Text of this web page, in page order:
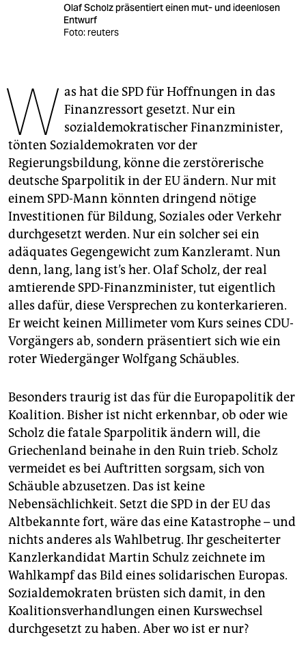
abo
genossenschaft
epaper login
Olaf Scholz präsentiert einen mut- und ideenlosen
Entwurf
Foto: reuters
W as hat die SPD für Hoffnungen in das
Finanzressort gesetzt. Nur ein
sozialdemokratischer Finanzminister,
tönten Sozialdemokraten vor der
Regierungsbildung, könne die zerstörerische
deutsche Sparpolitik in der EU ändern. Nur mit
einem SPD-Mann könnten dringend nötige
Investitionen für Bildung, Soziales oder Verkehr
durchgesetzt werden. Nur ein solcher sei ein
adäquates Gegengewicht zum Kanzleramt. Nun
denn, lang, lang ist’s her. Olaf Scholz, der real
amtierende SPD-­Finanzminister, tut eigentlich
alles dafür, diese Versprechen zu konterkarieren.
Er weicht keinen Millimeter vom Kurs seines CDU-
Vorgängers ab, sondern präsentiert sich wie ein
roter Wiedergänger Wolfgang Schäubles.
Besonders traurig ist das für die Europa­politik der
Koalition. Bisher ist nicht erkennbar, ob oder wie
Scholz die fatale Sparpolitik ändern will, die
Griechenland beinahe in den Ruin trieb. Scholz
vermeidet es bei Auftritten sorgsam, sich von
Schäuble abzusetzen. Das ist keine
Nebensächlichkeit. Setzt die SPD in der EU das
Altbekannte fort, wäre das eine Katastrophe – und
nichts anderes als Wahlbetrug. Ihr gescheiterter
Kanzlerkandidat Martin Schulz zeichnete im
Wahlkampf das Bild eines solidarischen Europas.
Sozialdemokraten brüsten sich damit, in den
Koalitionsverhandlungen einen Kurswechsel
durchgesetzt zu haben. Aber wo ist er nur?